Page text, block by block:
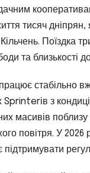
тисяч
Кільчень. Поїздка
та близькості
стабільно
з
масивів
повітря. У
підтримувати